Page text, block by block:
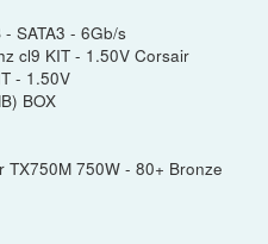
SATA3 - 6Gb/s
cl9 KIT - 1.50V Corsair
- 1.50V
BOX
750W - 80+ Bronze